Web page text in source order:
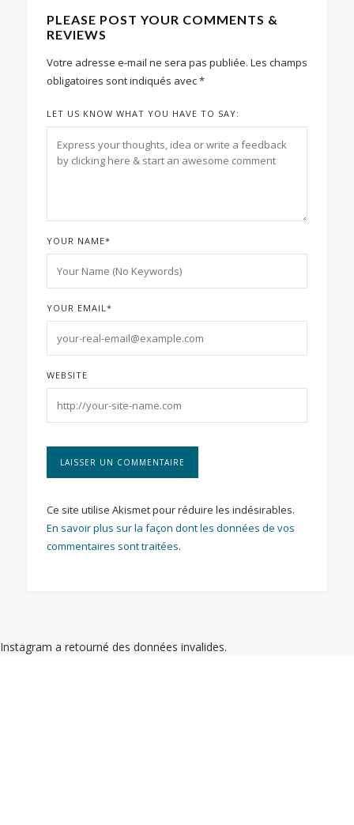
PLEASE POST YOUR COMMENTS &
REVIEWS
Votre adresse e-mail ne sera pas publiée. Les champs
obligatoires sont indiqués avec*
LET US KNOW WHAT YOU HAVE TO SAY:
YOUR NAME*
YOUR EMAIL*
WEBSITE
Ce site utilise Akismet pour réduire les indésirables.
En savoir plus sur la façon dont les données de vos
commentaires sont traitées.
Instagram a retourné des données invalides.